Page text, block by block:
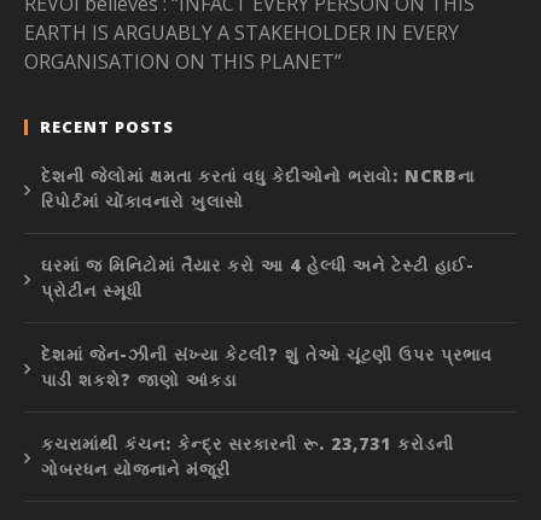
EARTH IS ARGUABLY A STAKEHOLDER IN EVERY
ORGANISATION ON THIS PLANET”
RECENT POSTS
દેશની જેલોમાં ક્ષમતા કરતાં વધુ કેદીઓનો ભરાવો: NCRBના
રિપોર્ટમાં ચોંકાવનારો ખુલાસો
ઘરમાં જ મિનિટોમાં તૈયાર કરો આ 4 હેલ્ધી અને ટેસ્ટી હાઈ-
પ્રોટીન સ્મૂધી
દેશમાં જેન-ઝીની સંખ્યા કેટલી? શું તેઓ ચૂંટણી ઉપર પ્રભાવ
પાડી શકશે? જાણો આંકડા
કચરામાંથી કંચન: કેન્દ્ર સરકારની રૂ. 23,731 કરોડની
ગોબરધન યોજનાને મંજૂરી